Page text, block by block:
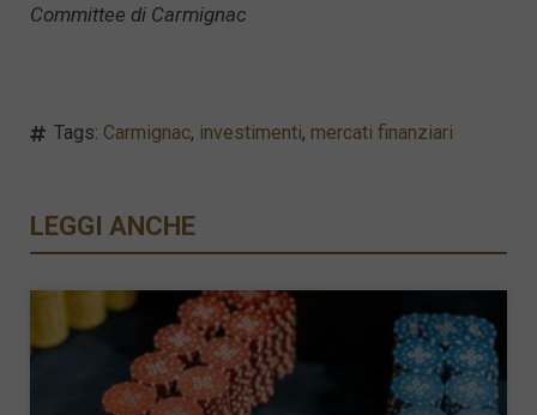
Committee di Carmignac
Tags: Carmignac, investimenti, mercati finanziari
LEGGI ANCHE